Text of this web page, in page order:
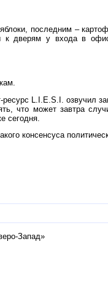
последним –
к дверям у входа в
L.I.E.S.I. озвучил
что может завтра
сегодня.
консенсуса
Запад»